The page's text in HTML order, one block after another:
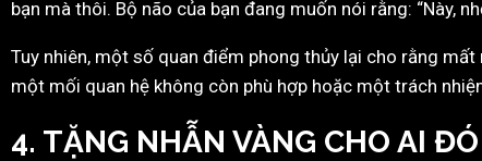
bạn mà thôi. Bộ não của bạn đang muốn nói rằng: “Này,
Tuy nhiên, một số quan điểm phong thủy lại cho rằng
một mối quan hệ không còn phù hợp hoặc một trách
4. TẶNG NHẪN VÀNG CHO AI